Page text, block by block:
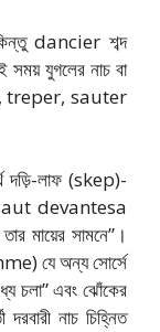
dancier শব্দ
সময় যুগলের নাচ বা
treper, sauter
লাফ (skep)-
devantesa
মায়ের সামনে”।
যে অন্য সোর্সে
চলা” এবং ঝোঁকের
দরবারী নাচ চিহ্নিত